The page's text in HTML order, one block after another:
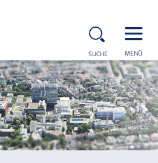
SUCHE MENÜ